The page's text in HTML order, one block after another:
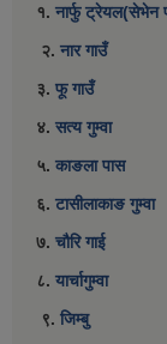
१. नार्फु ट्रेयल(सेभेन
२. नार गाउँ
३. फू गाउँ
४. सत्य गुम्वा
५. काङला पास
६. टासीलाकाङ गुम्वा
७. चौरि गाई
८. यार्चागुम्वा
९. जिम्बु